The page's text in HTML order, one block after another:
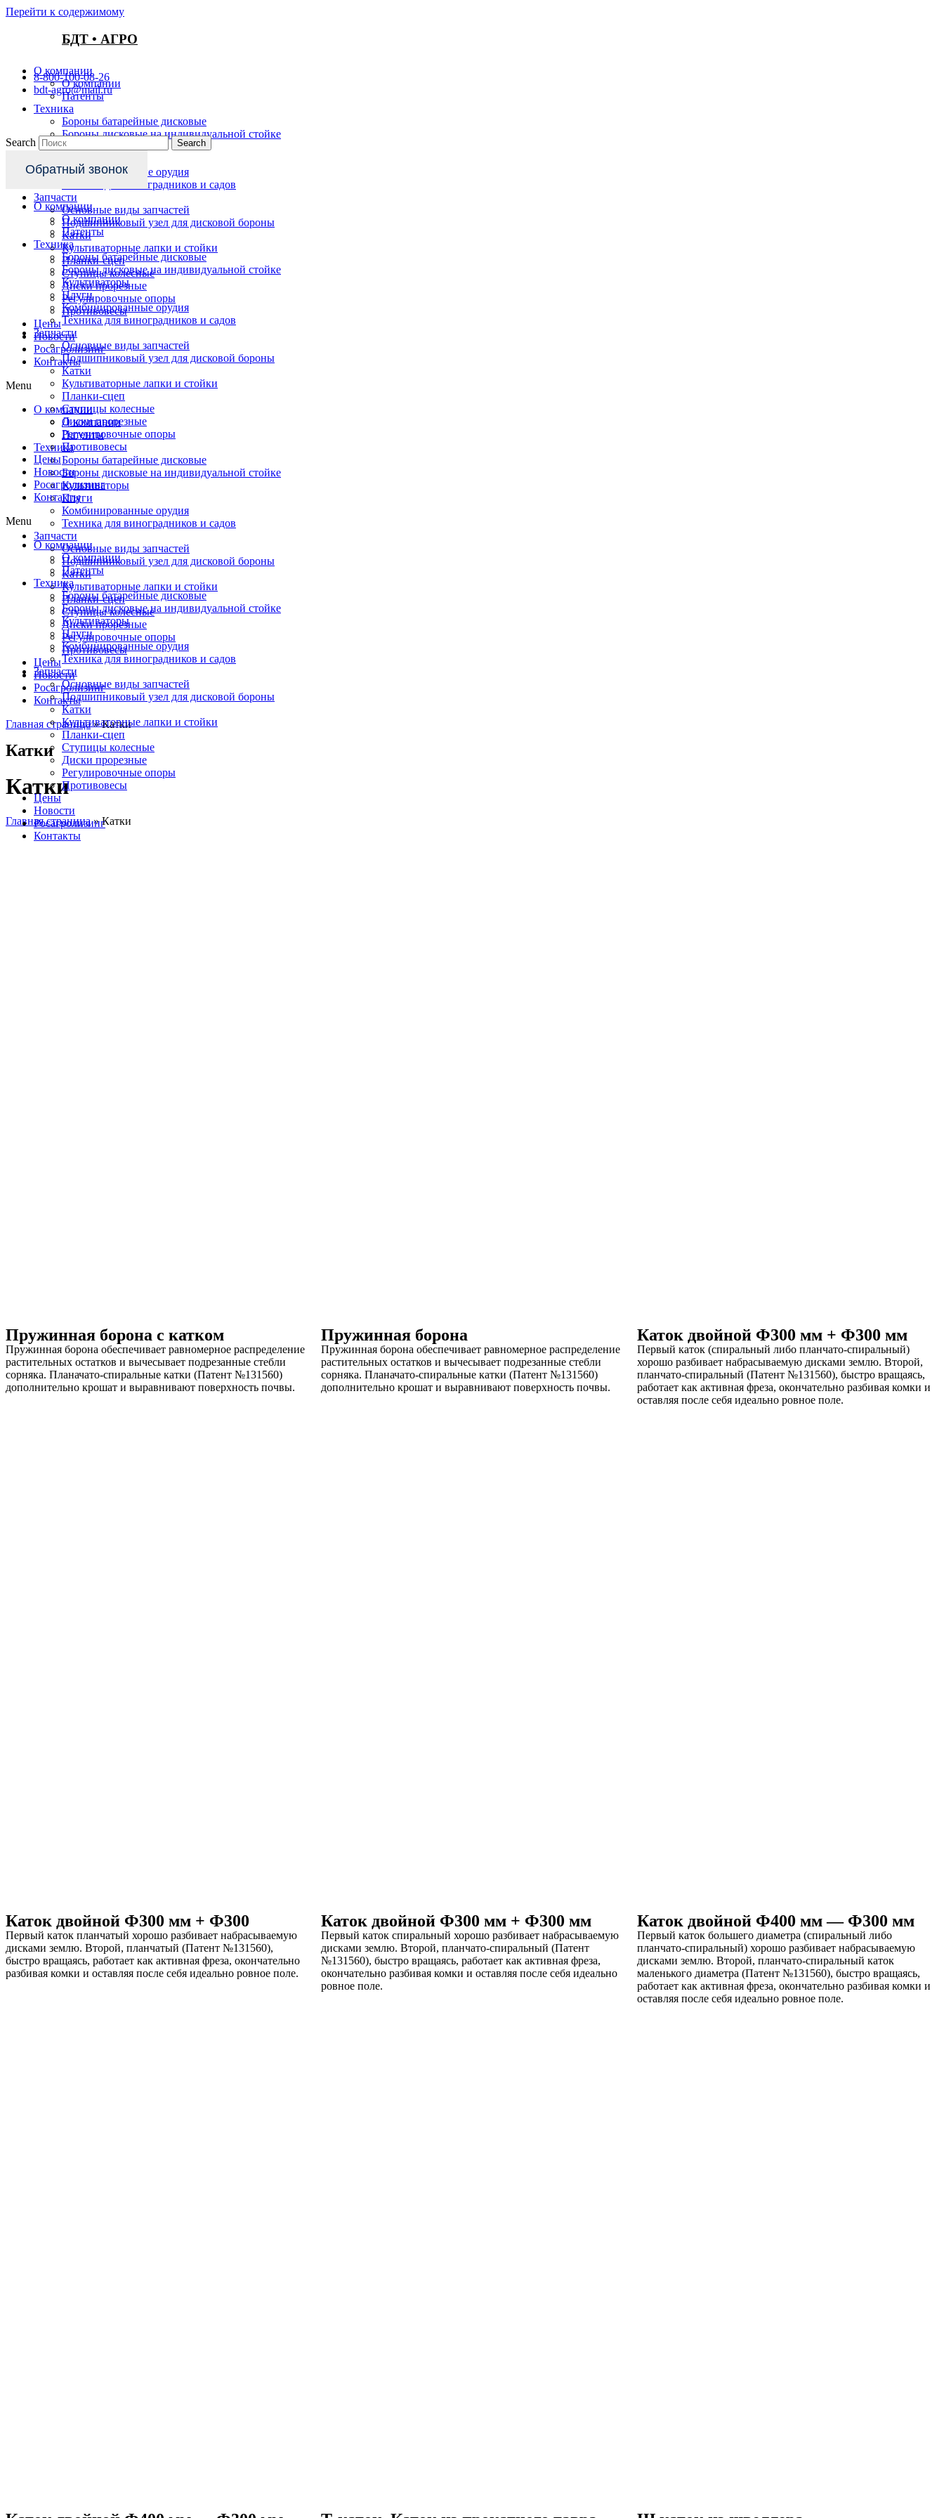
Перейти к содержимому
БДТ • АГРО
8-800-100-08-26
bdt-agro@mail.ru
Search Search
Обратный звонок
О компании
О компании
Патенты
Техника
Бороны батарейные дисковые
Бороны дисковые на индивидуальной стойке
Культиваторы
Плуги
Комбинированные орудия
Техника для виноградников и садов
Запчасти
Основные виды запчастей
Подшипниковый узел для дисковой бороны
Катки
Культиваторные лапки и стойки
Планки-сцеп
Ступицы колесные
Диски прорезные
Регулировочные опоры
Противовесы
Цены
Новости
Росагролизинг
Контакты
Menu
О компании
О компании
Патенты
Техника
Бороны батарейные дисковые
Бороны дисковые на индивидуальной стойке
Культиваторы
Плуги
Комбинированные орудия
Техника для виноградников и садов
Запчасти
Основные виды запчастей
Подшипниковый узел для дисковой бороны
Катки
Культиваторные лапки и стойки
Планки-сцеп
Ступицы колесные
Диски прорезные
Регулировочные опоры
Противовесы
Цены
Новости
Росагролизинг
Контакты
О компании
О компании
Патенты
Техника
Бороны батарейные дисковые
Бороны дисковые на индивидуальной стойке
Культиваторы
Комбинированные орудия
Техника для виноградников и садов
Запчасти
Основные виды запчастей
Подшипниковый узел для дисковой бороны
Катки
Культиваторные лапки и стойки
Планки-сцеп
Ступицы колесные
Диски прорезные
Регулировочные опоры
Противовесы
Цены
Новости
Росагролизинг
Контакты
Menu
О компании
О компании
Патенты
Техника
Бороны батарейные дисковые
Бороны дисковые на индивидуальной стойке
Культиваторы
Плуги
Комбинированные орудия
Техника для виноградников и садов
Запчасти
Основные виды запчастей
Подшипниковый узел для дисковой бороны
Катки
Культиваторные лапки и стойки
Планки-сцеп
Ступицы колесные
Диски прорезные
Регулировочные опоры
Противовесы
Цены
Новости
Росагролизинг
Контакты
Главная страница»Катки
Катки
Катки
Главная страница»Катки
Пружинная борона с катком
Пружинная борона обеспечивает равномерное распределение
растительных остатков и вычесывает подрезанные стебли
сорняка. Планачато-спиральные катки (Патент №131560)
дополнительно крошат и выравнивают поверхность почвы.
Пружинная борона
Пружинная борона обеспечивает равномерное распределение
растительных остатков и вычесывает подрезанные стебли
сорняка. Планачато-спиральные катки (Патент №131560)
дополнительно крошат и выравнивают поверхность почвы.
Каток двойной Ф300 мм + Ф300 мм
Первый каток (спиральный либо планчато-спиральный)
хорошо разбивает набрасываемую дисками землю. Второй,
планчато-спиральный (Патент №131560), быстро вращаясь,
работает как активная фреза, окончательно разбивая комки и
оставляя после себя идеально ровное поле.
Каток двойной Ф300 мм + Ф300
Первый каток планчатый хорошо разбивает набрасываемую
дисками землю. Второй, планчатый (Патент №131560),
быстро вращаясь, работает как активная фреза, окончательно
разбивая комки и оставляя после себя идеально ровное поле.
Каток двойной Ф300 мм + Ф300 мм
Первый каток спиральный хорошо разбивает набрасываемую
дисками землю. Второй, планчато-спиральный (Патент
№131560), быстро вращаясь, работает как активная фреза,
окончательно разбивая комки и оставляя после себя идеально
ровное поле.
Каток двойной Ф400 мм — Ф300 мм
Первый каток большего диаметра (спиральный либо
планчато-спиральный) хорошо разбивает набрасываемую
дисками землю. Второй, планчато-спиральный каток
маленького диаметра (Патент №131560), быстро вращаясь,
работает как активная фреза, окончательно разбивая комки и
оставляя после себя идеально ровное поле.